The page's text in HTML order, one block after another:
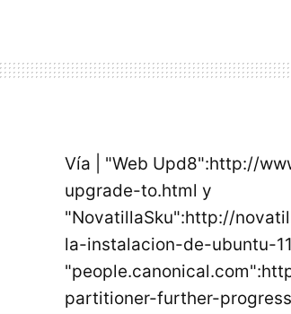
Vía | "Web Upd8":http://
upgrade-to.html y
"NovatillaSku":http://
la-instalacion-de-ubuntu-
partitioner-further-